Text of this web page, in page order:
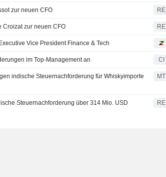
zur neuen CFO RE
Croizat zur neuen CFO RE
Vice President Finance & Tech
im Top-Management an CI
indische Steuernachforderung für Whiskyimporte
MT
Steuernachforderung über 314 Mio. USD
RE